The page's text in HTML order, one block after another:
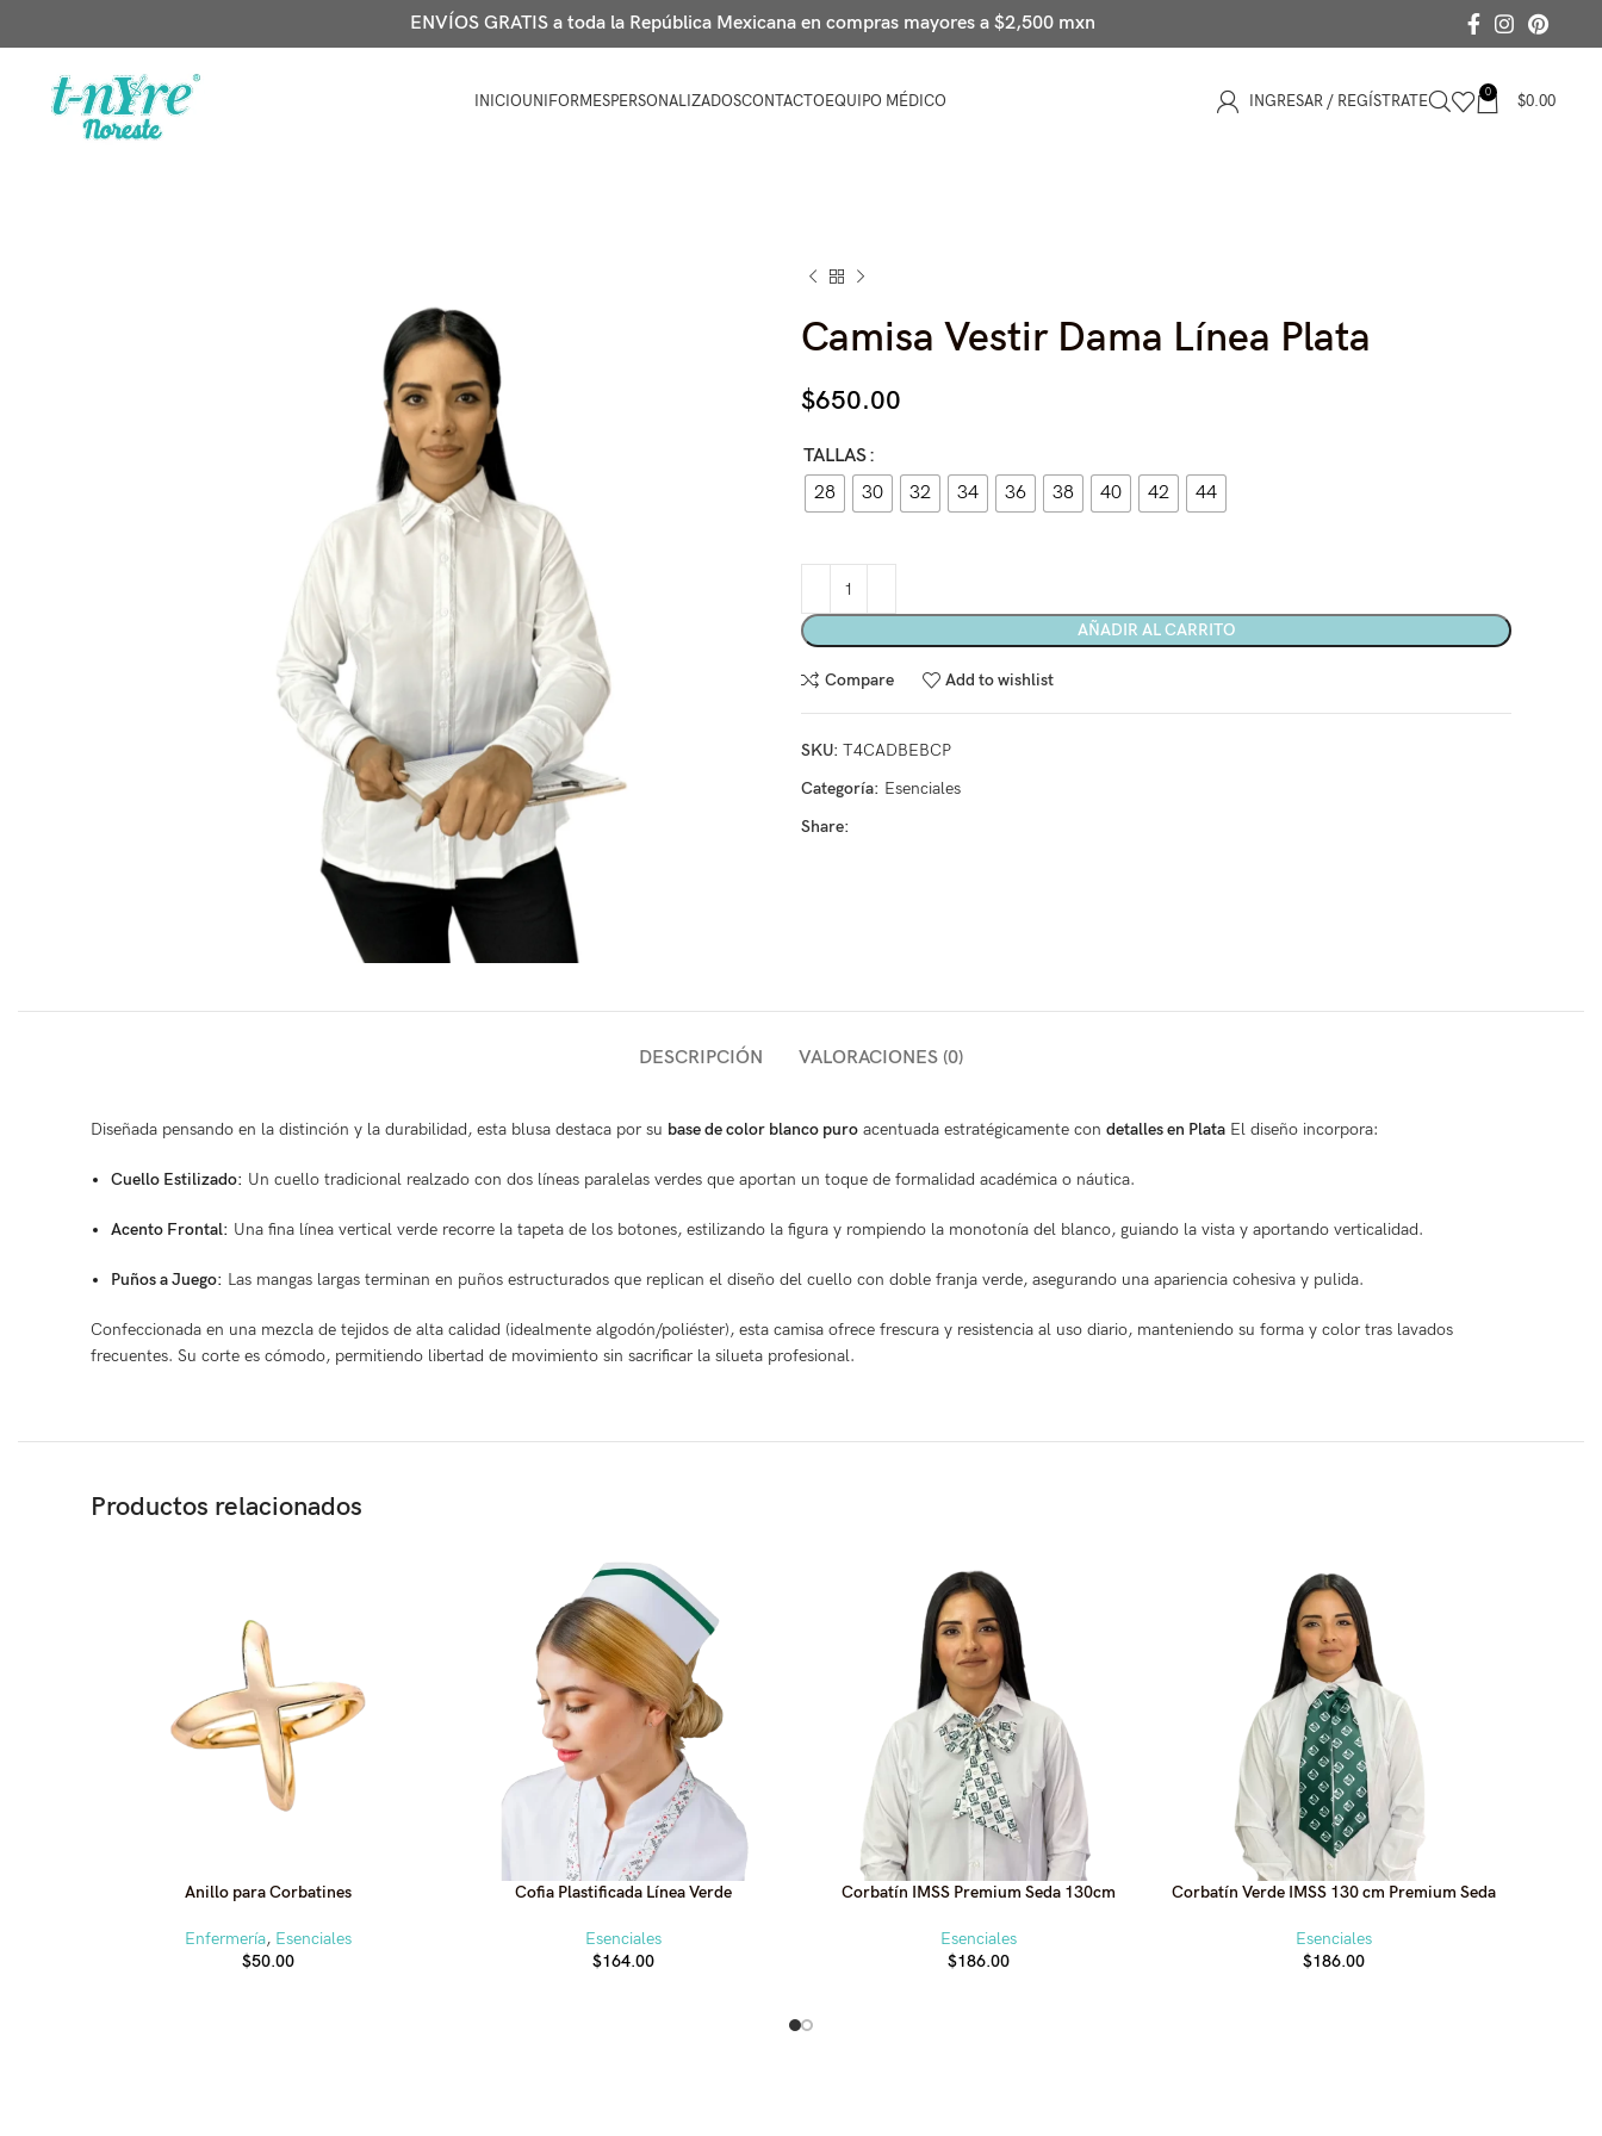
ENVÍOS GRATIS a toda la República Mexicana en compras mayores a $2,500 mxn
INICIOUNIFORMESPERSONALIZADOSCONTACTOEQUIPO MÉDICO INGRESAR / REGÍSTRATE 0 $0.00
Camisa Vestir Dama Línea Plata
$650.00
TALLAS
28
30 32 34 36 38 40 42 44
AÑADIR AL CARRITO
Compare Add to wishlist
SKU: T4CADBEBCP
Categoría: Esenciales
Share:
DESCRIPCIÓN VALORACIONES (0)
Diseñada pensando en la distinción y la durabilidad, esta blusa destaca por su base de color blanco puro acentuada estratégicamente con detalles en Plata El diseño incorpora:
Cuello Estilizado: Un cuello tradicional realzado con dos líneas paralelas verdes que aportan un toque de formalidad académica o náutica.
Acento Frontal: Una fina línea vertical verde recorre la tapeta de los botones, estilizando la figura y rompiendo la monotonía del blanco, guiando la vista y aportando verticalidad.
Puños a Juego: Las mangas largas terminan en puños estructurados que replican el diseño del cuello con doble franja verde, asegurando una apariencia cohesiva y pulida.
Confeccionada en una mezcla de tejidos de alta calidad (idealmente algodón/poliéster), esta camisa ofrece frescura y resistencia al uso diario, manteniendo su forma y color tras lavados
frecuentes. Su corte es cómodo, permitiendo libertad de movimiento sin sacrificar la silueta profesional.
Productos relacionados
Anillo para Corbatines
Enfermería, Esenciales
$50.00
Cofia Plastificada Línea Verde
Esenciales
$164.00
Corbatín IMSS Premium Seda 130cm
Esenciales
$186.00
Corbatín Verde IMSS 130 cm Premium Seda
Esenciales
$186.00